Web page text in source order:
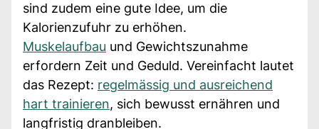
sind zudem eine gute Idee, um die
Kalorienzufuhr zu erhöhen.
Muskelaufbau und Gewichtszunahme
erfordern Zeit und Geduld. Vereinfacht lautet
das Rezept: regelmässig und ausreichend
hart trainieren, sich bewusst ernähren und
langfristig dranbleiben.